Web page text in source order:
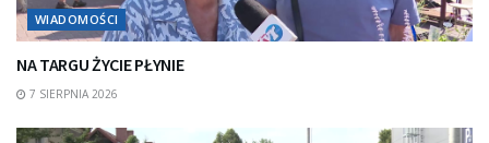
WIADOMOŚCI
NA TARGU ŻYCIE PŁYNIE
7 SIERPNIA 2026